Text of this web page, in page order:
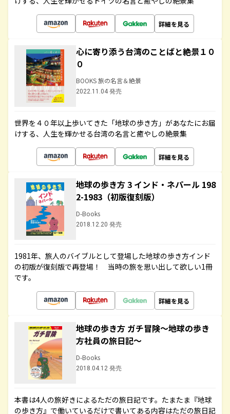
詳細を見る
心に寄り添う台湾のことばと絶景１０
０
BOOKS 旅の名言＆絶景
2022.11.04 発売
世界を４０年以上歩いてきた「地球の歩き方」があなたにお届
けする、人生を輝かせる台湾の名言と癒やしの絶景集
詳細を見る
地球の歩き方 3 インド・ネパール 198
2-1983（初版復刻版）
D-Books
2018.12.20 発売
1981年、旅人のバイブルとして登場した地球の歩き方インド
の初版が復刻版で再登場！ 当時の旅を思い出して欲しい1冊
です。
詳細を見る
地球の歩き方 ガチ冒険～地球の歩き
方社員の旅日記～
D-Books
2018.04.12 発売
本書は4人の旅好きによるただの旅日記です。たまたま『地球
の歩き方』で働いているだけで書いてある内容はただの旅日記